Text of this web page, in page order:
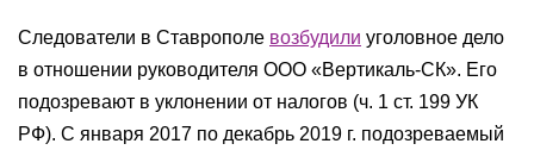
Следователи в Ставрополе возбудили уголовное дело
в отношении руководителя ООО «Вертикаль-СК». Его
подозревают в уклонении от налогов (ч. 1 ст. 199 УК
РФ). C января 2017 по декабрь 2019 г. подозреваемый